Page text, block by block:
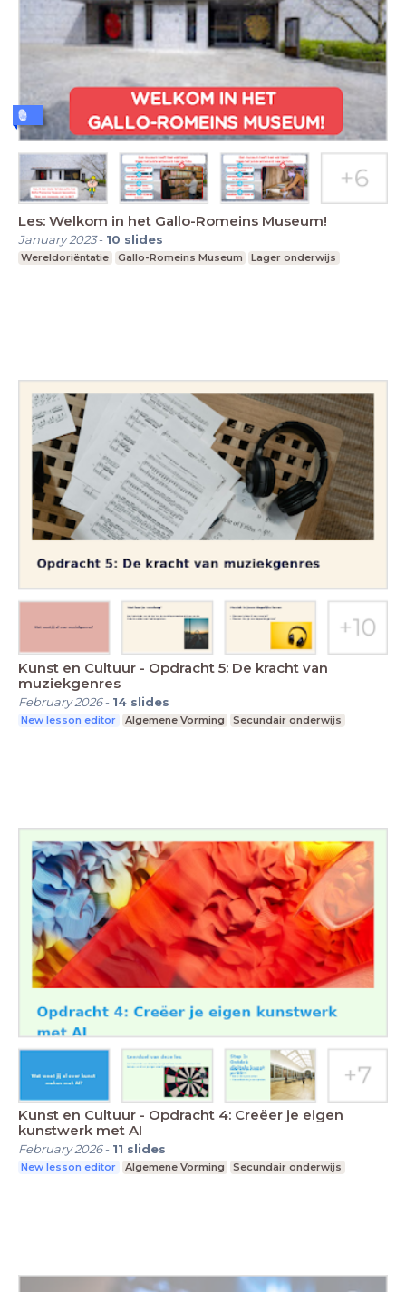
Les: Welkom in het Gallo-Romeins Museum!
January 2023- 10 slides
Wereldoriëntatie Gallo-Romeins Museum Lager onderwijs
Kunst en Cultuur - Opdracht 5: De kracht van
muziekgenres
February 2026- 14 slides
New lesson editor Algemene Vorming Secundair onderwijs
Kunst en Cultuur - Opdracht 4: Creëer je eigen
kunstwerk met AI
February 2026- 11 slides
New lesson editor Algemene Vorming Secundair onderwijs